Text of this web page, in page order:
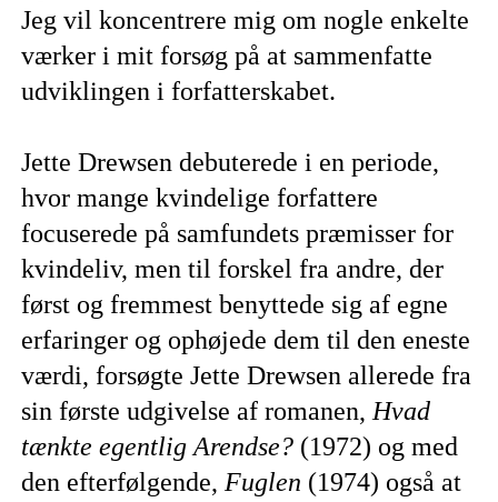
Jeg vil koncentrere mig om nogle enkelte
værker i mit forsøg på at sammenfatte
udviklingen i forfatterskabet.
Jette Drewsen debuterede i en periode,
hvor mange kvindelige forfattere
focuserede på samfundets præmisser for
kvindeliv, men til forskel fra andre, der
først og fremmest benyttede sig af egne
erfaringer og ophøjede dem til den eneste
værdi, forsøgte Jette Drewsen allerede fra
sin første udgivelse af romanen, Hvad
tænkte egentlig Arendse? (1972) og med
den efterfølgende, Fuglen (1974) også at